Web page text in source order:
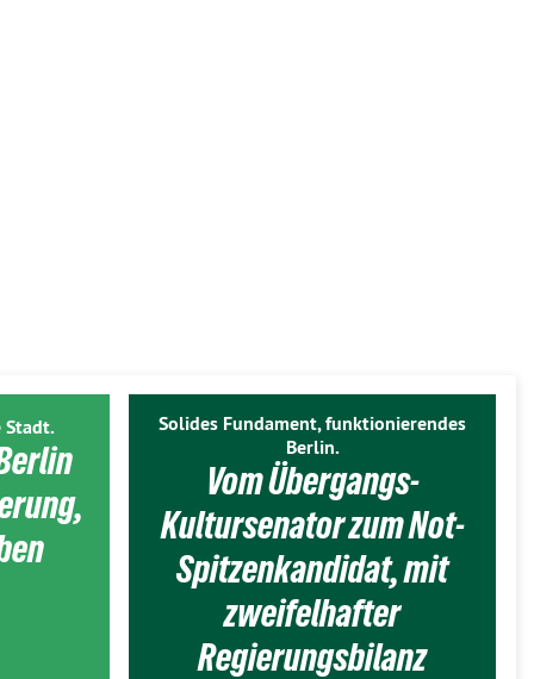
Stadt.
Solides Fundament, funktionierendes
Berlin.
Vom Übergangs-
Kultursenator zum Not-
Spitzenkandidat, mit
zweifelhafter
Regierungsbilanz